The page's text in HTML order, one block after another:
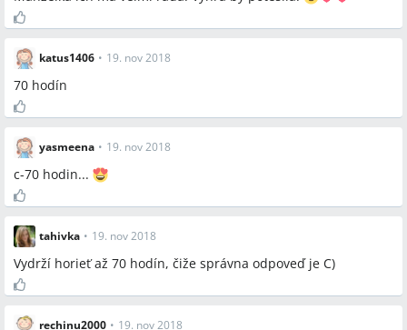
katus1406 • 19. nov 2018
70 hodín
yasmeena • 19. nov 2018
c-70 hodin...
tahivka • 19. nov 2018
Vydrží horieť až 70 hodín, čiže správna odpoveď je C)
rechinu2000 • 19. nov 2018